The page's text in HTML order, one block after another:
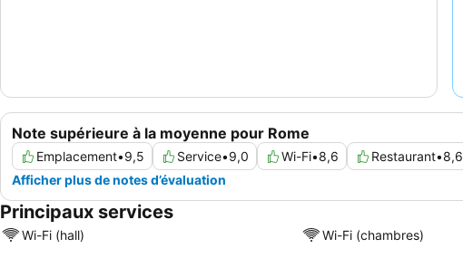
Note supérieure à la moyenne pour Rome
Emplacement•9,5 Service•9,0 Wi-Fi•8,6 Restaurant•8,6
Afficher plus de notes d’évaluation
Principaux services
Wi-Fi (hall) Wi-Fi (chambres)